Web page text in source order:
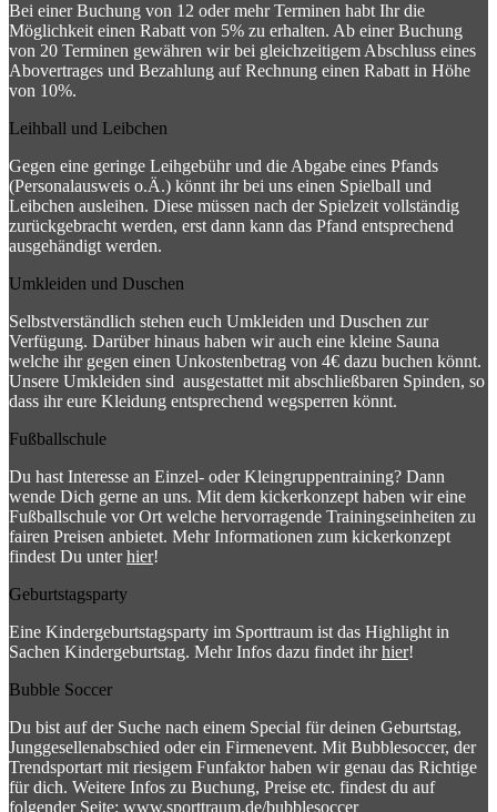
Bei einer Buchung von 12 oder mehr Terminen habt Ihr die
Möglichkeit einen Rabatt von 5% zu erhalten. Ab einer Buchung
von 20 Terminen gewähren wir bei gleichzeitigem Abschluss eines
Abovertrages und Bezahlung auf Rechnung einen Rabatt in Höhe
von 10%.
Leihball und Leibchen
Gegen eine geringe Leihgebühr und die Abgabe eines Pfands
(Personalausweis o.Ä.) könnt ihr bei uns einen Spielball und
Leibchen ausleihen. Diese müssen nach der Spielzeit vollständig
zurückgebracht werden, erst dann kann das Pfand entsprechend
ausgehändigt werden.
Umkleiden und Duschen
Selbstverständlich stehen euch Umkleiden und Duschen zur
Verfügung. Darüber hinaus haben wir auch eine kleine Sauna
welche ihr gegen einen Unkostenbetrag von 4€ dazu buchen könnt.
Unsere Umkleiden sind ausgestattet mit abschließbaren Spinden, so
dass ihr eure Kleidung entsprechend wegsperren könnt.
Fußballschule
Du hast Interesse an Einzel- oder Kleingruppentraining? Dann
wende Dich gerne an uns. Mit dem kickerkonzept haben wir eine
Fußballschule vor Ort welche hervorragende Trainingseinheiten zu
fairen Preisen anbietet. Mehr Informationen zum kickerkonzept
findest Du unterhier!
Geburtstagsparty
Eine Kindergeburtstagsparty im Sporttraum ist das Highlight in
Sachen Kindergeburtstag. Mehr Infos dazu findet ihrhier!
Bubble Soccer
Du bist auf der Suche nach einem Special für deinen Geburtstag,
Junggesellenabschied oder ein Firmenevent. Mit Bubblesoccer, der
Trendsportart mit riesigem Funfaktor haben wir genau das Richtige
für dich. Weitere Infos zu Buchung, Preise etc. findest du auf
folgender Seite: www.sporttraum.de/bubblesoccer